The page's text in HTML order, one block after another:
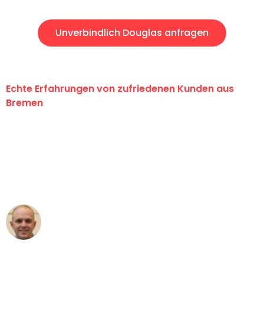
Unverbindlich Douglas anfragen
Echte Erfahrungen von zufriedenen Kunden aus
Bremen